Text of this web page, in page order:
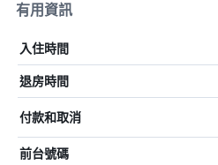
有用資訊
入住時間
退房時間
付款和取消
前台號碼